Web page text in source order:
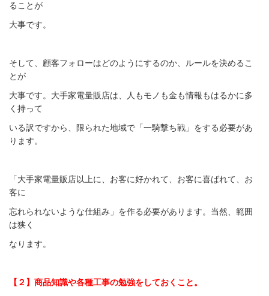
ることが
大事です。
そして、顧客フォローはどのようにするのか、ルールを決めるこ
とが
大事です。大手家電量販店は、人もモノも金も情報もはるかに多
く持って
いる訳ですから、限られた地域で「一騎撃ち戦」をする必要があ
ります。
「大手家電量販店以上に、お客に好かれて、お客に喜ばれて、お
客に
忘れられないような仕組み」を作る必要があります。当然、範囲
は狭く
なります。
【２】商品知識や各種工事の勉強をしておくこと。